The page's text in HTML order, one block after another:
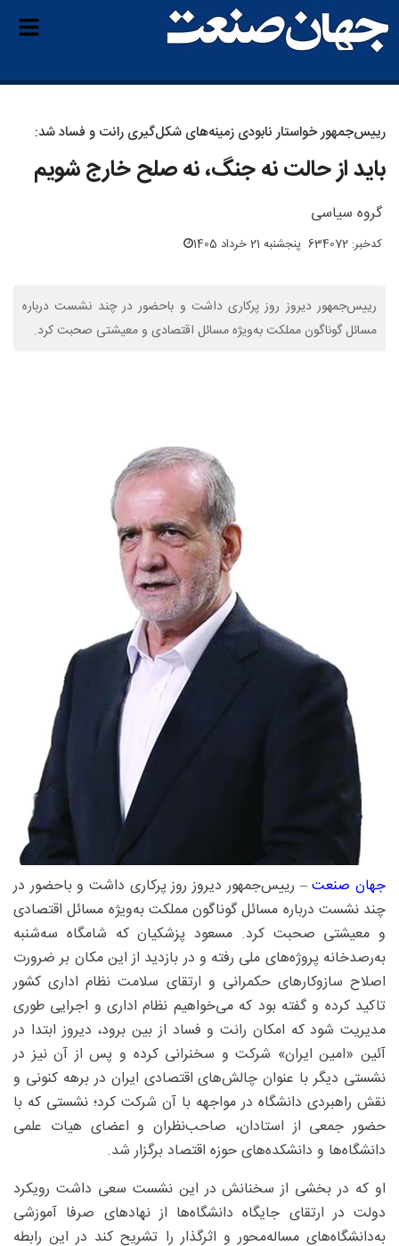
رییس‌جمهور خواستار نابودی زمینه‌های شکل‌گیری رانت و فساد شد:
باید از حالت نه جنگ، نه صلح خارج شویم
گروه سیاسی
کدخبر: 634072 پنجشنبه 21 خرداد 1405
رییس‌جمهور دیروز روز پرکاری داشت و باحضور در چند نشست درباره
مسائل گوناگون مملکت به‌ویژه مسائل اقتصادی و معیشتی صحبت کرد.
جهان‌ صنعت– رییس‌جمهور دیروز روز پرکاری داشت و باحضور در
چند نشست درباره مسائل گوناگون مملکت به‌ویژه مسائل اقتصادی
و معیشتی صحبت کرد. مسعود پزشکیان که شامگاه سه‌شنبه
به‌رصدخانه پروژه‌های ملی رفته و در بازدید از این مکان بر ضرورت
اصلاح سازوکارهای حکمرانی و ارتقای سلامت نظام اداری کشور
تاکید کرده و گفته بود که می‌خواهیم نظام اداری و اجرایی طوری
مدیریت شود که امکان رانت و فساد از بین برود، دیروز ابتدا در
آئین «امین ایران» شرکت و سخنرانی کرده و پس از آن نیز در
نشستی دیگر با عنوان چالش‌های اقتصادی ایران در برهه کنونی و
نقش راهبردی دانشگاه در مواجهه با آن شرکت کرد؛ نشستی که با
حضور جمعی از استادان، صاحب‌نظران و اعضای هیات علمی
دانشگاه‌ها و دانشکده‌های حوزه اقتصاد برگزار شد.
او که در بخشی از سخنانش در این نشست سعی داشت رویکرد
دولت در ارتقای جایگاه دانشگاه‌ها از نهادهای صرفا آموزشی
به‌دانشگاه‌های مساله‌محور و اثرگذار را تشریح کند در این رابطه